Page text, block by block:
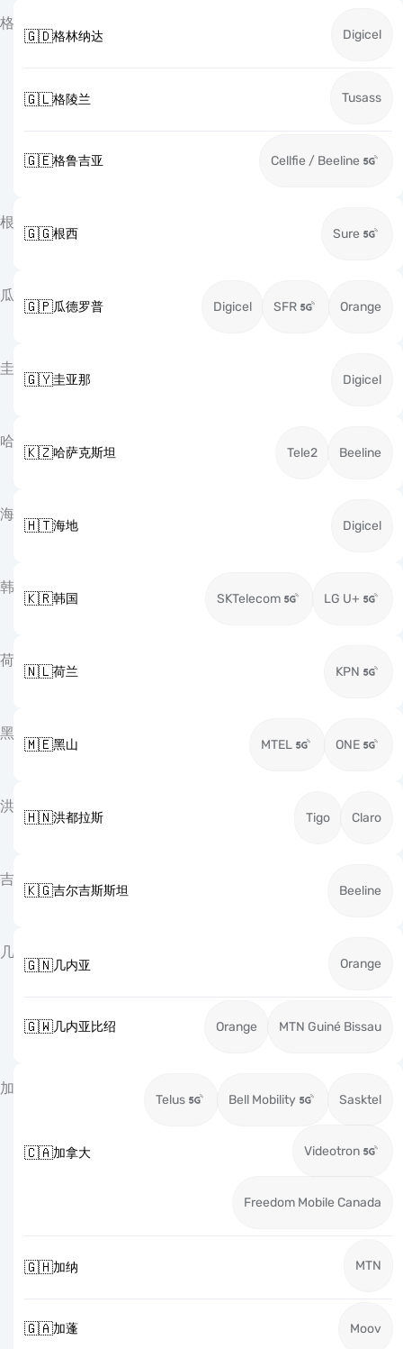
格
🇬🇩格林纳达 Digicel
🇬🇱格陵兰 Tusass
🇬🇪格鲁吉亚 Cellfie / Beeline
根
🇬🇬根西 Sure
瓜
🇬🇵瓜德罗普 Digicel SFR Orange
圭
🇬🇾圭亚那 Digicel
哈
🇰🇿哈萨克斯坦 Tele2 Beeline
海
🇭🇹海地 Digicel
韩
🇰🇷韩国 SKTelecom LG U+
荷
🇳🇱荷兰 KPN
黑
🇲🇪黑山 MTEL ONE
洪
🇭🇳洪都拉斯 Tigo Claro
吉
🇰🇬吉尔吉斯斯坦 Beeline
几
🇬🇳几内亚 Orange
🇬🇼几内亚比绍 Orange MTN Guiné Bissau
加
🇨🇦加拿大
Telus Bell Mobility Sasktel
Videotron
Freedom Mobile Canada
🇬🇭加纳 MTN
🇬🇦加蓬 Moov